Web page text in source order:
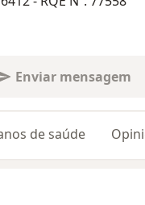
Enviar mensagem
de saúde